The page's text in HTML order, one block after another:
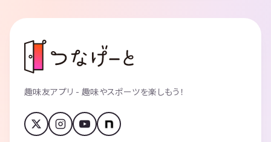
趣味友アプリ - 趣味やスポーツを楽しもう！